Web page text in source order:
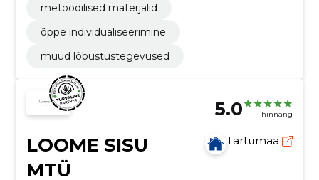
metoodilised materjalid
õppe individualiseerimine
muud lõbustustegevused
5.0 1 hinnang
LOOME SISU
MTÜ
Tartumaa